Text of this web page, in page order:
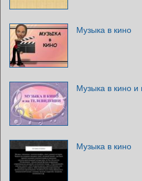
Музыка в кино
Музыка в кино и
Музыка в кино